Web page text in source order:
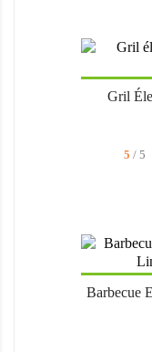
Gril
5 / 5
Barbecue